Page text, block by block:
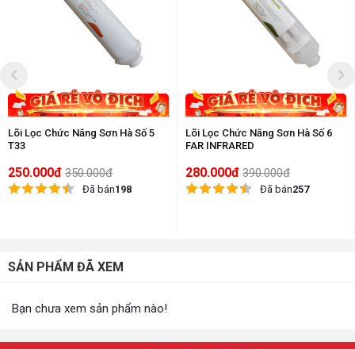
Lõi Lọc Chức Năng Sơn Hà Số 5
T33
250.000đ 350.000đ
Đã bán198
Lõi Lọc Chức Năng Sơn Hà Số 6
FAR INFRARED
280.000đ 390.000đ
Đã bán257
SẢN PHẨM ĐÃ XEM
Bạn chưa xem sản phẩm nào!